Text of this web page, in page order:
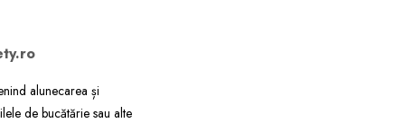
alunecarea și
de bucătărie sau alte